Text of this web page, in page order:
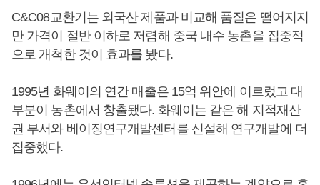
C&C08교환기는 외국산 제품과 비교해 품질은 떨어지지
만 가격이 절반 이하로 저렴해 중국 내수 농촌을 집중적
으로 개척한 것이 효과를 봤다.
1995년 화웨이의 연간 매출은 15억 위안에 이르렀고 대
부분이 농촌에서 창출됐다. 화웨이는 같은 해 지적재산
권 부서와 베이징연구개발센터를 신설해 연구개발에 더
집중했다.